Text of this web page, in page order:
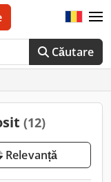
Căutare
(12)
Relevanță